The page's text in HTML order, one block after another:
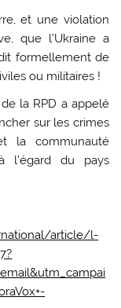
et une violation
que l’Ukraine a
formellement de
ou militaires !
la RPD a appelé
sur les crimes
la communauté
l’égard du pays
article/l-